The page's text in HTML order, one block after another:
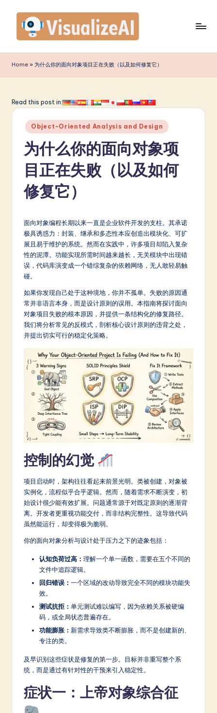
content
is
u
li
A
S
m
p
fi
d
C
hi
in
A
In
Home » 为什么你的面向对象项目正在失败（以及如何修复它）
Read this post in:
Posted
in
Object-Oriented Analysis and Design
为什么你的面向对象项
目正在失败（以及如何
修复它）
面向对象编程长期以来一直是企业软件开发的支柱。其承诺
极具诱惑力：封装、继承和多态性本应创造出模块化、可扩
展且易于维护的系统。然而在实践中，许多项目却陷入复杂
性的泥潭。功能实现所需时间越来越长，无关模块中出现错
误，代码库演变成一个错综复杂的依赖网络，无人敢轻易触
碰。
如果你发现自己处于这种境地，你并不孤单。失败的原因通
常并非语言本身，而是设计原则的误用。本指南将探讨面向
对象项目失败的根本原因，并提供一条结构化的修复路径。
我们将分析常见的反模式，剖析核心设计原则的违背之处，
并提出切实可行的稳定化策略。
控制的幻觉
项目启动时，架构往往看起来前景光明。类被创建，对象被
实例化，流程似乎合乎逻辑。然而，随着需求不断演变，初
始设计很少能有效扩展。问题通常源于对既定原则的逐渐背
离。开发者更重视功能交付，而非结构完整性。这导致代码
虽然能运行，却变得极为脆弱。
你的面向对象分析与设计处于压力之下的迹象包括：
认知负荷过高： 理解一个单一函数，需要在五个不同的
文件中追踪逻辑。
回归错误： 一个区域的改动导致完全不同的模块功能失
效。
测试抗拒： 单元测试难以编写，因为依赖关系被硬编
码，或全局状态普遍存在。
功能膨胀： 新需求导致类不断膨胀，而不是创建新的、
专注的类。
及早识别这些症状是修复的第一步。目标并非重写整个系
统，而是通过有针对性的干预来引入稳定性。
症状一：上帝对象综合征